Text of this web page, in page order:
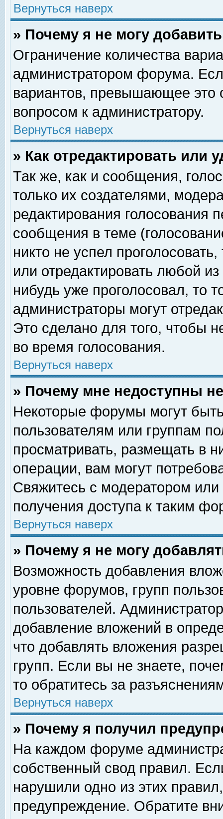
Вернуться наверх
» Почему я не могу
Ограничение количества
администратором форума.
вариантов, превышающее это
вопросом к администратору.
Вернуться наверх
» Как отредактировать или
Так же, как и сообщения,
только их создателями,
редактирования голосования
сообщения в теме
никто не успел
или отредактировать любой
нибудь уже проголосовал, то
администраторы могут
Это сделано для того, чтобы
во время голосования.
Вернуться наверх
» Почему мне недоступны
Некоторые форумы могут
пользователям или группам
просматривать, размещать в
операции, вам могут
Свяжитесь с модератором
получения доступа к таким
Вернуться наверх
» Почему я не могу
Возможность добавления
уровне форумов, групп
пользователей.
добавление вложений в
что добавлять вложения
групп. Если вы не знаете,
то обратитесь за
Вернуться наверх
» Почему я получил
На каждом форуме
собственный свод правил.
нарушили одно из этих
предупреждение. Обратите